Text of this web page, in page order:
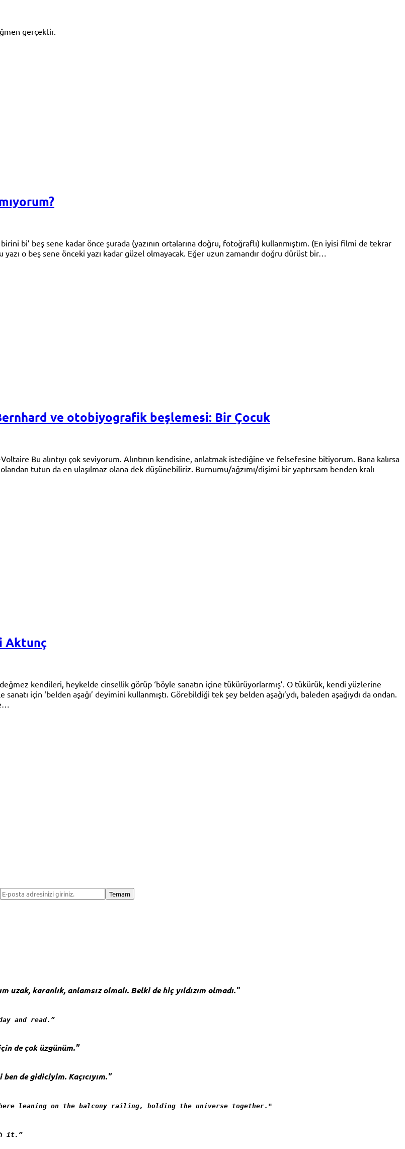
gerçektir.
bi’ beş sene kadar önce şurada (yazının ortalarına doğru, fotoğraflı) kullanmıştım. (En iyisi filmi de tekrar
o beş sene önceki yazı kadar güzel olmayacak. Eğer uzun zamandır doğru dürüst bir…
ve otobiyografik beşlemesi: Bir Çocuk
Bu alıntıyı çok seviyorum. Alıntının kendisine, anlatmak istediğine ve felsefesine bitiyorum. Bana kalırsa
tutun da en ulaşılmaz olana dek düşünebiliriz. Burnumu/ağzımı/dişimi bir yaptırsam benden kralı
Aktunç
kendileri, heykelde cinsellik görüp ‘böyle sanatın içine tükürüyorlarmış’. O tükürük, kendi yüzlerine
için ‘belden aşağı’ deyimini kullanmıştı. Görebildiği tek şey belden aşağı’ydı, baleden aşağıydı da ondan.
uzak, karanlık, anlamsız olmalı. Belki de hiç yıldızım olmadı."
and read.”
de çok üzgünüm."
de gidiciyim. Kaçıcıyım."
leaning on the balcony railing, holding the universe together."
it.”